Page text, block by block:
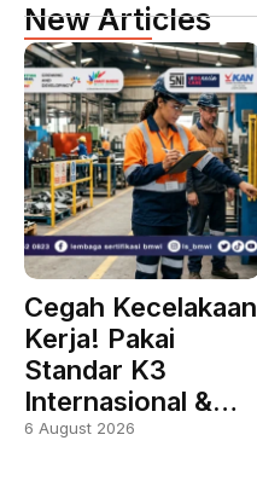
New Articles
Cegah Kecelakaan
Kerja! Pakai
Standar K3
Internasional &…
6 August 2026